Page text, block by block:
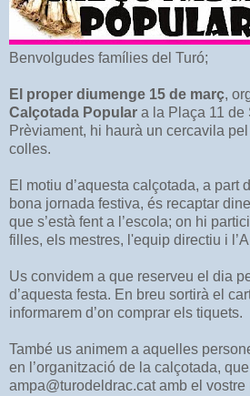
Benvolgudes famílies del Turó;
El proper diumenge 15 de març,
Calçotada Popular a la Plaça 11 de
Prèviament, hi haurà un cercavila
colles.
El motiu d’aquesta calçotada, a part
bona jornada festiva, és recaptar
que s’està fent a l’escola; on hi
filles, els mestres, l'equip directiu i
Us convidem a que reserveu el dia
d’aquesta festa. En breu sortirà el
informarem d’on comprar els tiquets.
També us animem a aquelles
en l’organització de la calçotada,
ampa@turodeldrac.cat amb el vostre